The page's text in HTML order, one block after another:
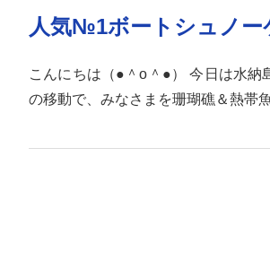
人気№1ボートシュノー
こんにちは（●＾o＾●） 今日は水納
の移動で、みなさまを珊瑚礁＆熱帯